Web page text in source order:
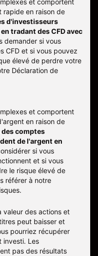
et comportent
rapide en raison de
d'investisseurs
tradant des CFD avec
demander si vous
CFD et si vous pouvez
élevé de perdre votre
Déclaration de
et comportent
en raison de
des comptes
de l'argent en
si vous
et si vous
le risque élevé de
référer à notre
.
valeur des actions et
peut baisser et
pourriez récupérer
investi. Les
pas des résultats